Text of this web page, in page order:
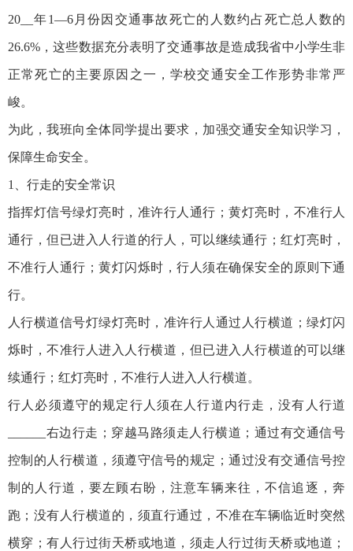
20__年1—6月份因交通事故死亡的人数约占死亡总人数的
26.6%，这些数据充分表明了交通事故是造成我省中小学生非
正常死亡的主要原因之一，学校交通安全工作形势非常严
峻。
为此，我班向全体同学提出要求，加强交通安全知识学习，
保障生命安全。
1、行走的安全常识
指挥灯信号绿灯亮时，准许行人通行；黄灯亮时，不准行人
通行，但已进入人行道的行人，可以继续通行；红灯亮时，
不准行人通行；黄灯闪烁时，行人须在确保安全的原则下通
行。
人行横道信号灯绿灯亮时，准许行人通过人行横道；绿灯闪
烁时，不准行人进入人行横道，但已进入人行横道的可以继
续通行；红灯亮时，不准行人进入人行横道。
行人必须遵守的规定行人须在人行道内行走，没有人行道
______右边行走；穿越马路须走人行横道；通过有交通信号
控制的人行横道，须遵守信号的规定；通过没有交通信号控
制的人行道，要左顾右盼，注意车辆来往，不信追逐，奔
跑；没有人行横道的，须直行通过，不准在车辆临近时突然
横穿；有人行过街天桥或地道，须走人行过街天桥或地道；